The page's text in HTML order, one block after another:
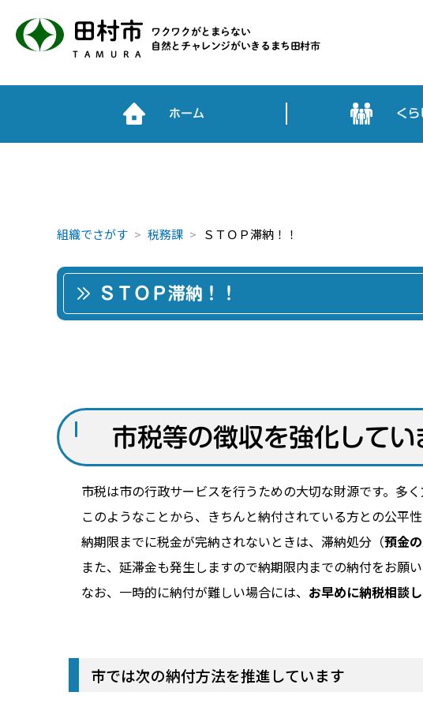
田村市
TAMURA
ワクワクがとまらない
自然とチャレンジがいきるまち田村市
ホーム くら
組織でさがす 税務課 ＳＴＯＰ滞納！！
ＳＴＯＰ滞納！！
市税等の徴収を強化してい
市税は市の行政サービスを行うための大切な財源です。多
このようなことから、きちんと納付されている方との公平
納期限までに税金が完納されないときは、滞納処分（預金
また、延滞金も発生しますので納期限内までの納付をお願
なお、一時的に納付が難しい場合には、 お早めに納税相談
市では次の納付方法を推進しています